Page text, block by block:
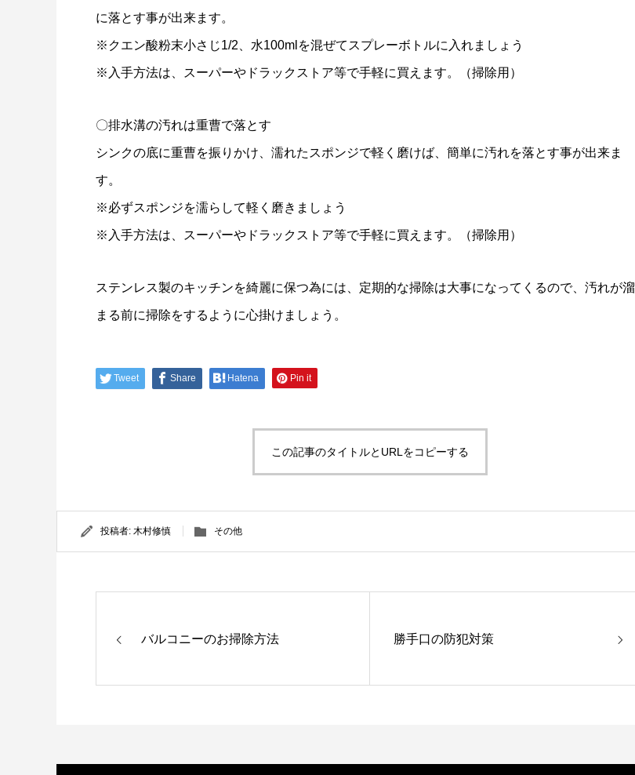
に落とす事が出来ます。
※クエン酸粉末小さじ1/2、水100mlを混ぜてスプレーボトルに入れましょう
※入手方法は、スーパーやドラックストア等で手軽に買えます。（掃除用）
〇排水溝の汚れは重曹で落とす
シンクの底に重曹を振りかけ、濡れたスポンジで軽く磨けば、簡単に汚れを落とす事が出来ま
す。
※必ずスポンジを濡らして軽く磨きましょう
※入手方法は、スーパーやドラックストア等で手軽に買えます。（掃除用）
ステンレス製のキッチンを綺麗に保つ為には、定期的な掃除は大事になってくるので、汚れが溜
まる前に掃除をするように心掛けましょう。
Tweet Share Hatena Pin it
この記事のタイトルとURLをコピーする
投稿者: 木村修慎 その他
バルコニーのお掃除方法 勝手口の防犯対策